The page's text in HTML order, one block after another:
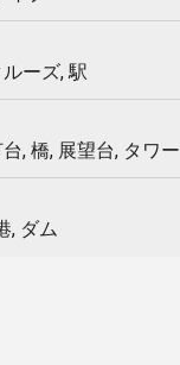
ーズ, 駅
, 橋, 展望台, タワー
, ダム